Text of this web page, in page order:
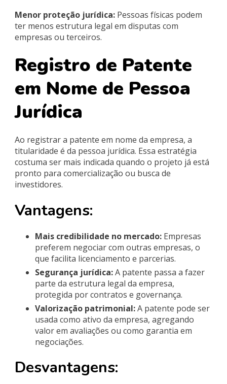
Menor proteção jurídica: Pessoas físicas podem
ter menos estrutura legal em disputas com
empresas ou terceiros.
Registro de Patente
em Nome de Pessoa
Jurídica
Ao registrar a patente em nome da empresa, a
titularidade é da pessoa jurídica. Essa estratégia
costuma ser mais indicada quando o projeto já está
pronto para comercialização ou busca de
investidores.
Vantagens:
Mais credibilidade no mercado: Empresas
preferem negociar com outras empresas, o
que facilita licenciamento e parcerias.
Segurança jurídica:A patente passa a fazer
parte da estrutura legal da empresa,
protegida por contratos e governança.
Valorização patrimonial:A patente pode ser
usada como ativo da empresa, agregando
valor em avaliações ou como garantia em
negociações.
Desvantagens: